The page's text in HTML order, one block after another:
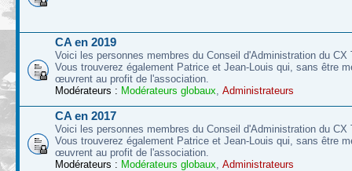
CA en 2019
Voici les personnes membres du Conseil d'Administration du CX
Vous trouverez également Patrice et Jean-Louis qui, sans être
œuvrent au profit de l'association.
Modérateurs : Modérateurs globaux Administrateurs
CA en 2017
Voici les personnes membres du Conseil d'Administration du CX
Vous trouverez également Patrice et Jean-Louis qui, sans être
œuvrent au profit de l'association.
Modérateurs : Modérateurs globaux Administrateurs